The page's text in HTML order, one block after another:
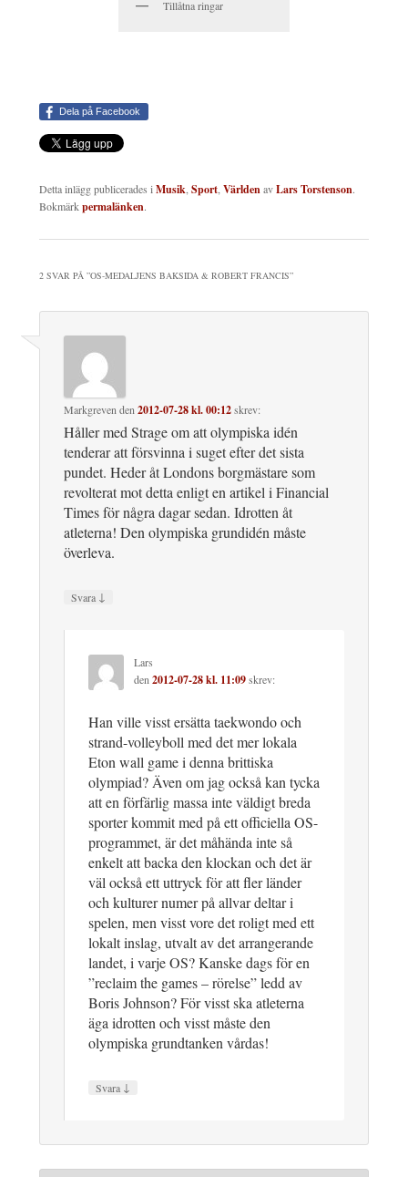
Tillåtna ringar
Dela på Facebook
Detta inlägg publicerades iMusik,Sport,VärldenavLars Torstenson.
Bokmärkpermalänken.
2 SVAR PÅ ”OS-MEDALJENS BAKSIDA & ROBERT FRANCIS”
Markgrevenden2012-07-28 kl. 00:12skrev:
Håller med Strage om att olympiska idén
tenderar att försvinna i suget efter det sista
pundet. Heder åt Londons borgmästare som
revolterat mot detta enligt en artikel i Financial
Times för några dagar sedan. Idrotten åt
atleterna! Den olympiska grundidén måste
överleva.
Svara ↓
Lars
den2012-07-28 kl. 11:09skrev:
Han ville visst ersätta taekwondo och
strand-volleyboll med det mer lokala
Eton wall game i denna brittiska
olympiad? Även om jag också kan tycka
att en förfärlig massa inte väldigt breda
sporter kommit med på ett officiella OS-
programmet, är det måhända inte så
enkelt att backa den klockan och det är
väl också ett uttryck för att fler länder
och kulturer numer på allvar deltar i
spelen, men visst vore det roligt med ett
lokalt inslag, utvalt av det arrangerande
landet, i varje OS? Kanske dags för en
”reclaim the games – rörelse” ledd av
Boris Johnson? För visst ska atleterna
äga idrotten och visst måste den
olympiska grundtanken vårdas!
Svara ↓